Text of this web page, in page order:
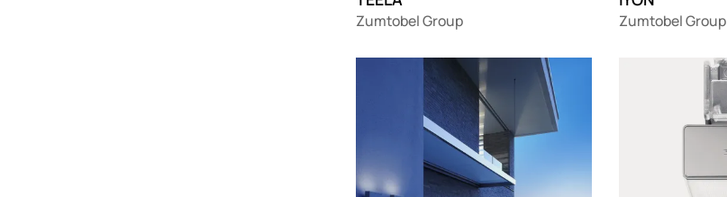
Zumtobel Group Zumtobel Group